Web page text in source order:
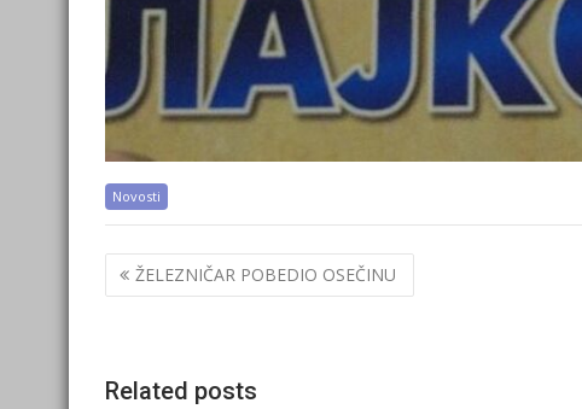
Novosti
Post
navigation
ŽELEZNIČAR POBEDIO OSEČINU
Related posts